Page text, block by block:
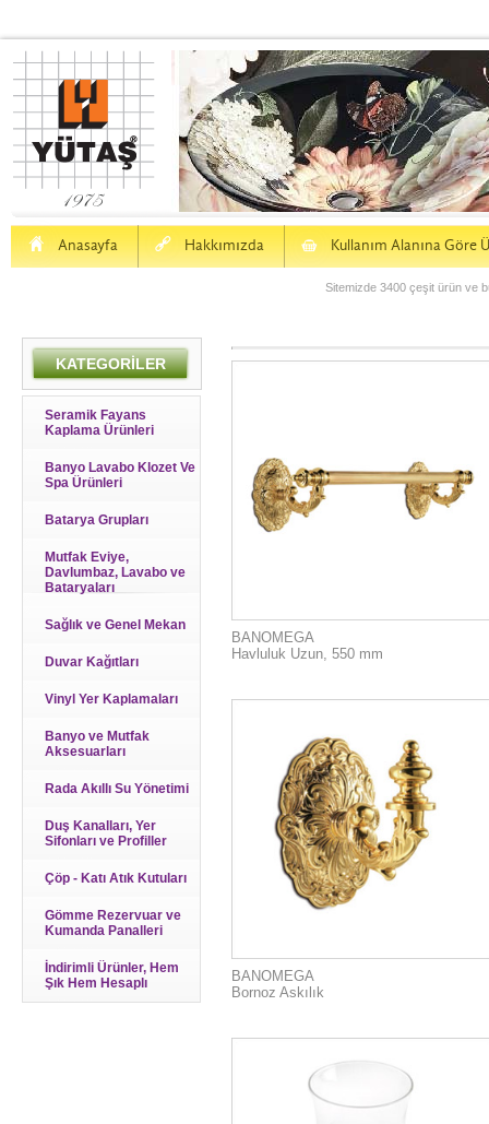
Anasayfa
H Hakkımızda
a Kullanım Alanına Göre
S
Sitemizde 3400 çeşit ürün ve
KATEGORİLER
Seramik Fayans
Kaplama Ürünleri
Banyo Lavabo Klozet Ve
Spa Ürünleri
Batarya Grupları
Mutfak Eviye,
Davlumbaz, Lavabo ve
Bataryaları
Sağlık ve Genel Mekan
Duvar Kağıtları
Vinyl Yer Kaplamaları
Banyo ve Mutfak
Aksesuarları
Rada Akıllı Su Yönetimi
Duş Kanalları, Yer
Sifonları ve Profiller
Çöp - Katı Atık Kutuları
Gömme Rezervuar ve
Kumanda Panalleri
İndirimli Ürünler, Hem
Şık Hem Hesaplı
BANOMEGA
Havluluk Uzun, 550 mm
BANOMEGA
Bornoz Askılık